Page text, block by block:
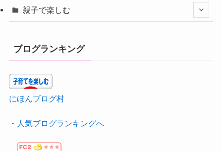
親子で楽しむ
ブログランキング
にほんブログ村
・ 人気ブログランキングへ